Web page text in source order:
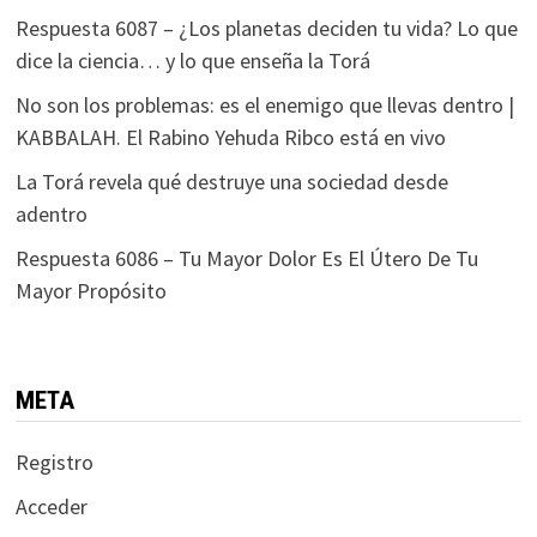
Respuesta 6087 – ¿Los planetas deciden tu vida? Lo que
dice la ciencia… y lo que enseña la Torá
No son los problemas: es el enemigo que llevas dentro |
KABBALAH. El Rabino Yehuda Ribco está en vivo
La Torá revela qué destruye una sociedad desde
adentro
Respuesta 6086 – Tu Mayor Dolor Es El Útero De Tu
Mayor Propósito
META
Registro
Acceder